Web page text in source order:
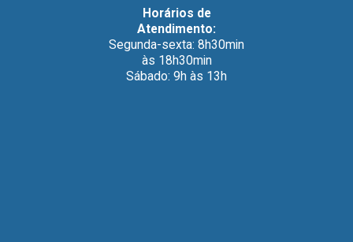
Horários de
Atendimento:
Segunda-sexta: 8h30min
às 18h30min
Sábado: 9h às 13h